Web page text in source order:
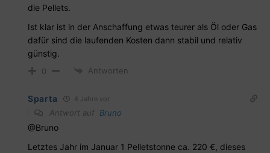
die Pellets.
Ist klar ist in der Anschaffung etwas teurer als Öl oder Gas
dafür sind die laufenden Kosten dann stabil und relativ
günstig.
0 Antworten
Sparta 4 Jahre vor
Antwort auf Bruno
@Bruno
Letztes Jahr im Januar 1 Pelletstonne ca. 220 €, dieses